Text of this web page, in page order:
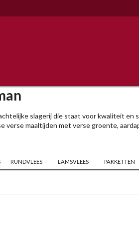
slagerij die staat voor kwaliteit
verse maaltijden met verse groente,
RUNDVLEES LAMSVLEES PAKKETTEN